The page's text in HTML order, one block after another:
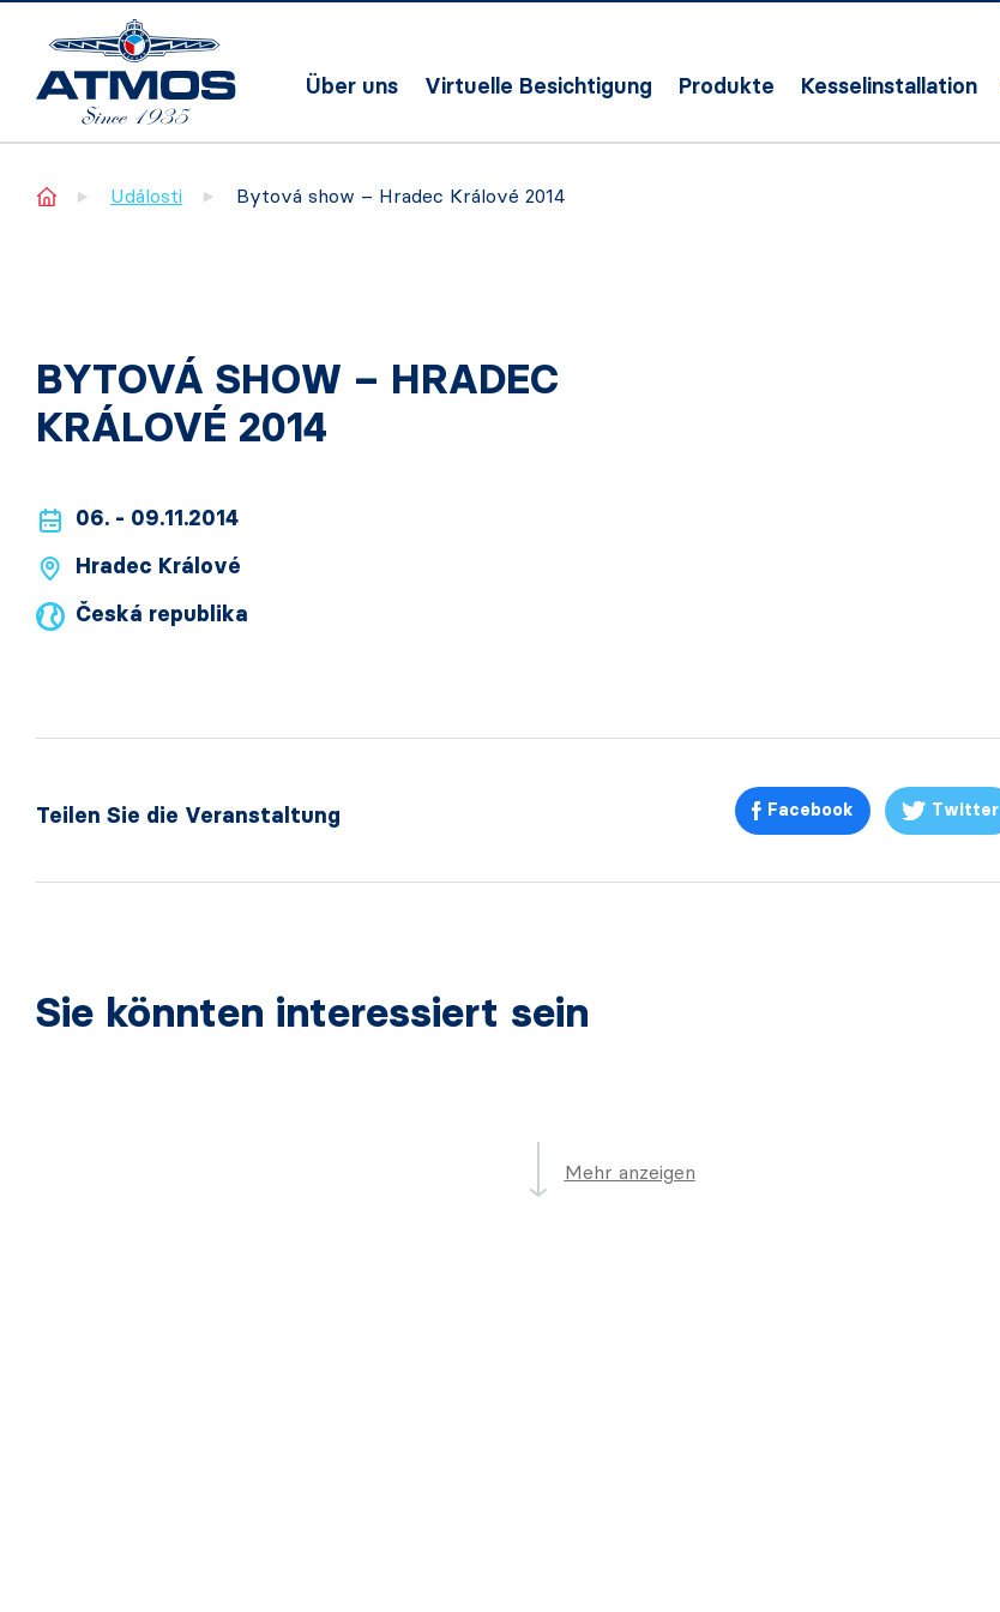
Über uns Virtuelle Besichtigung Produkte Kesselinstallation
Home Události Bytová show – Hradec Králové 2014
BYTOVÁ SHOW – HRADEC
KRÁLOVÉ 2014
06. - 09.11.2014
Hradec Králové
Česká republika
Teilen Sie die Veranstaltung Facebook Twitter
Sie könnten interessiert sein
Mehr anzeigen